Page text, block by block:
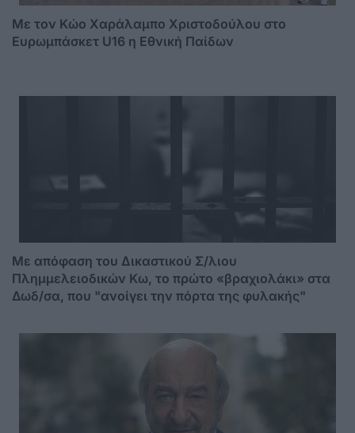
Με τον Κώο Χαράλαμπο Χριστοδούλου στο
Ευρωμπάσκετ U16 η Εθνική Παίδων
Mε απόφαση του Δικαστικού Σ/λιου
Πλημμελειοδικών Κω, το πρώτο «βραχιολάκι» στα
Δωδ/σα, που "ανοίγει την πόρτα της φυλακής"